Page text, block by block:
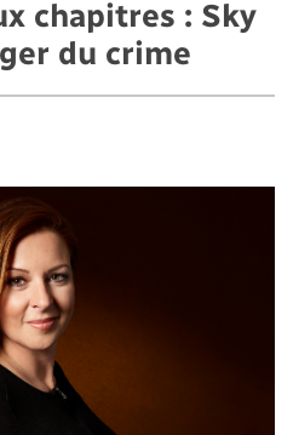
chapitres : Sky
du crime